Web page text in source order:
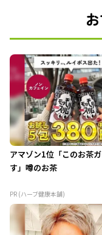
アマゾン1位「このお茶
す」噂のお茶
PR (ハーブ健康本舗)